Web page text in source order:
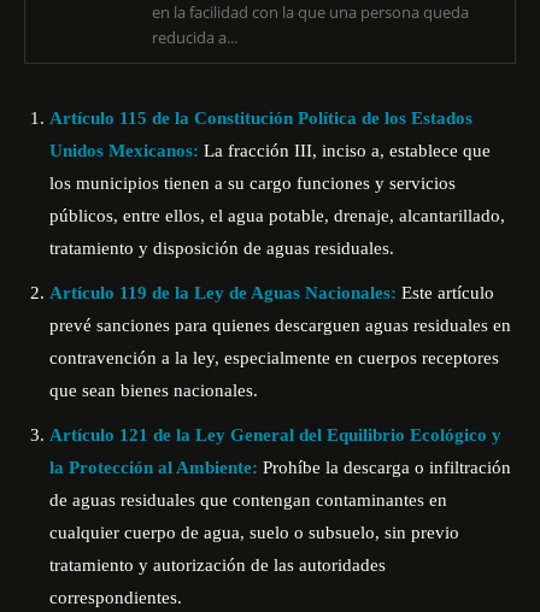
en la facilidad con la que una persona queda
reducida a...
Artículo 115 de la Constitución Política de los Estados
Unidos Mexicanos: La fracción III, inciso a, establece que
los municipios tienen a su cargo funciones y servicios
públicos, entre ellos, el agua potable, drenaje, alcantarillado,
tratamiento y disposición de aguas residuales.
Artículo 119 de la Ley de Aguas Nacionales: Este artículo
prevé sanciones para quienes descarguen aguas residuales en
contravención a la ley, especialmente en cuerpos receptores
que sean bienes nacionales.
Artículo 121 de la Ley General del Equilibrio Ecológico y
la Protección al Ambiente: Prohíbe la descarga o infiltración
de aguas residuales que contengan contaminantes en
cualquier cuerpo de agua, suelo o subsuelo, sin previo
tratamiento y autorización de las autoridades
correspondientes.